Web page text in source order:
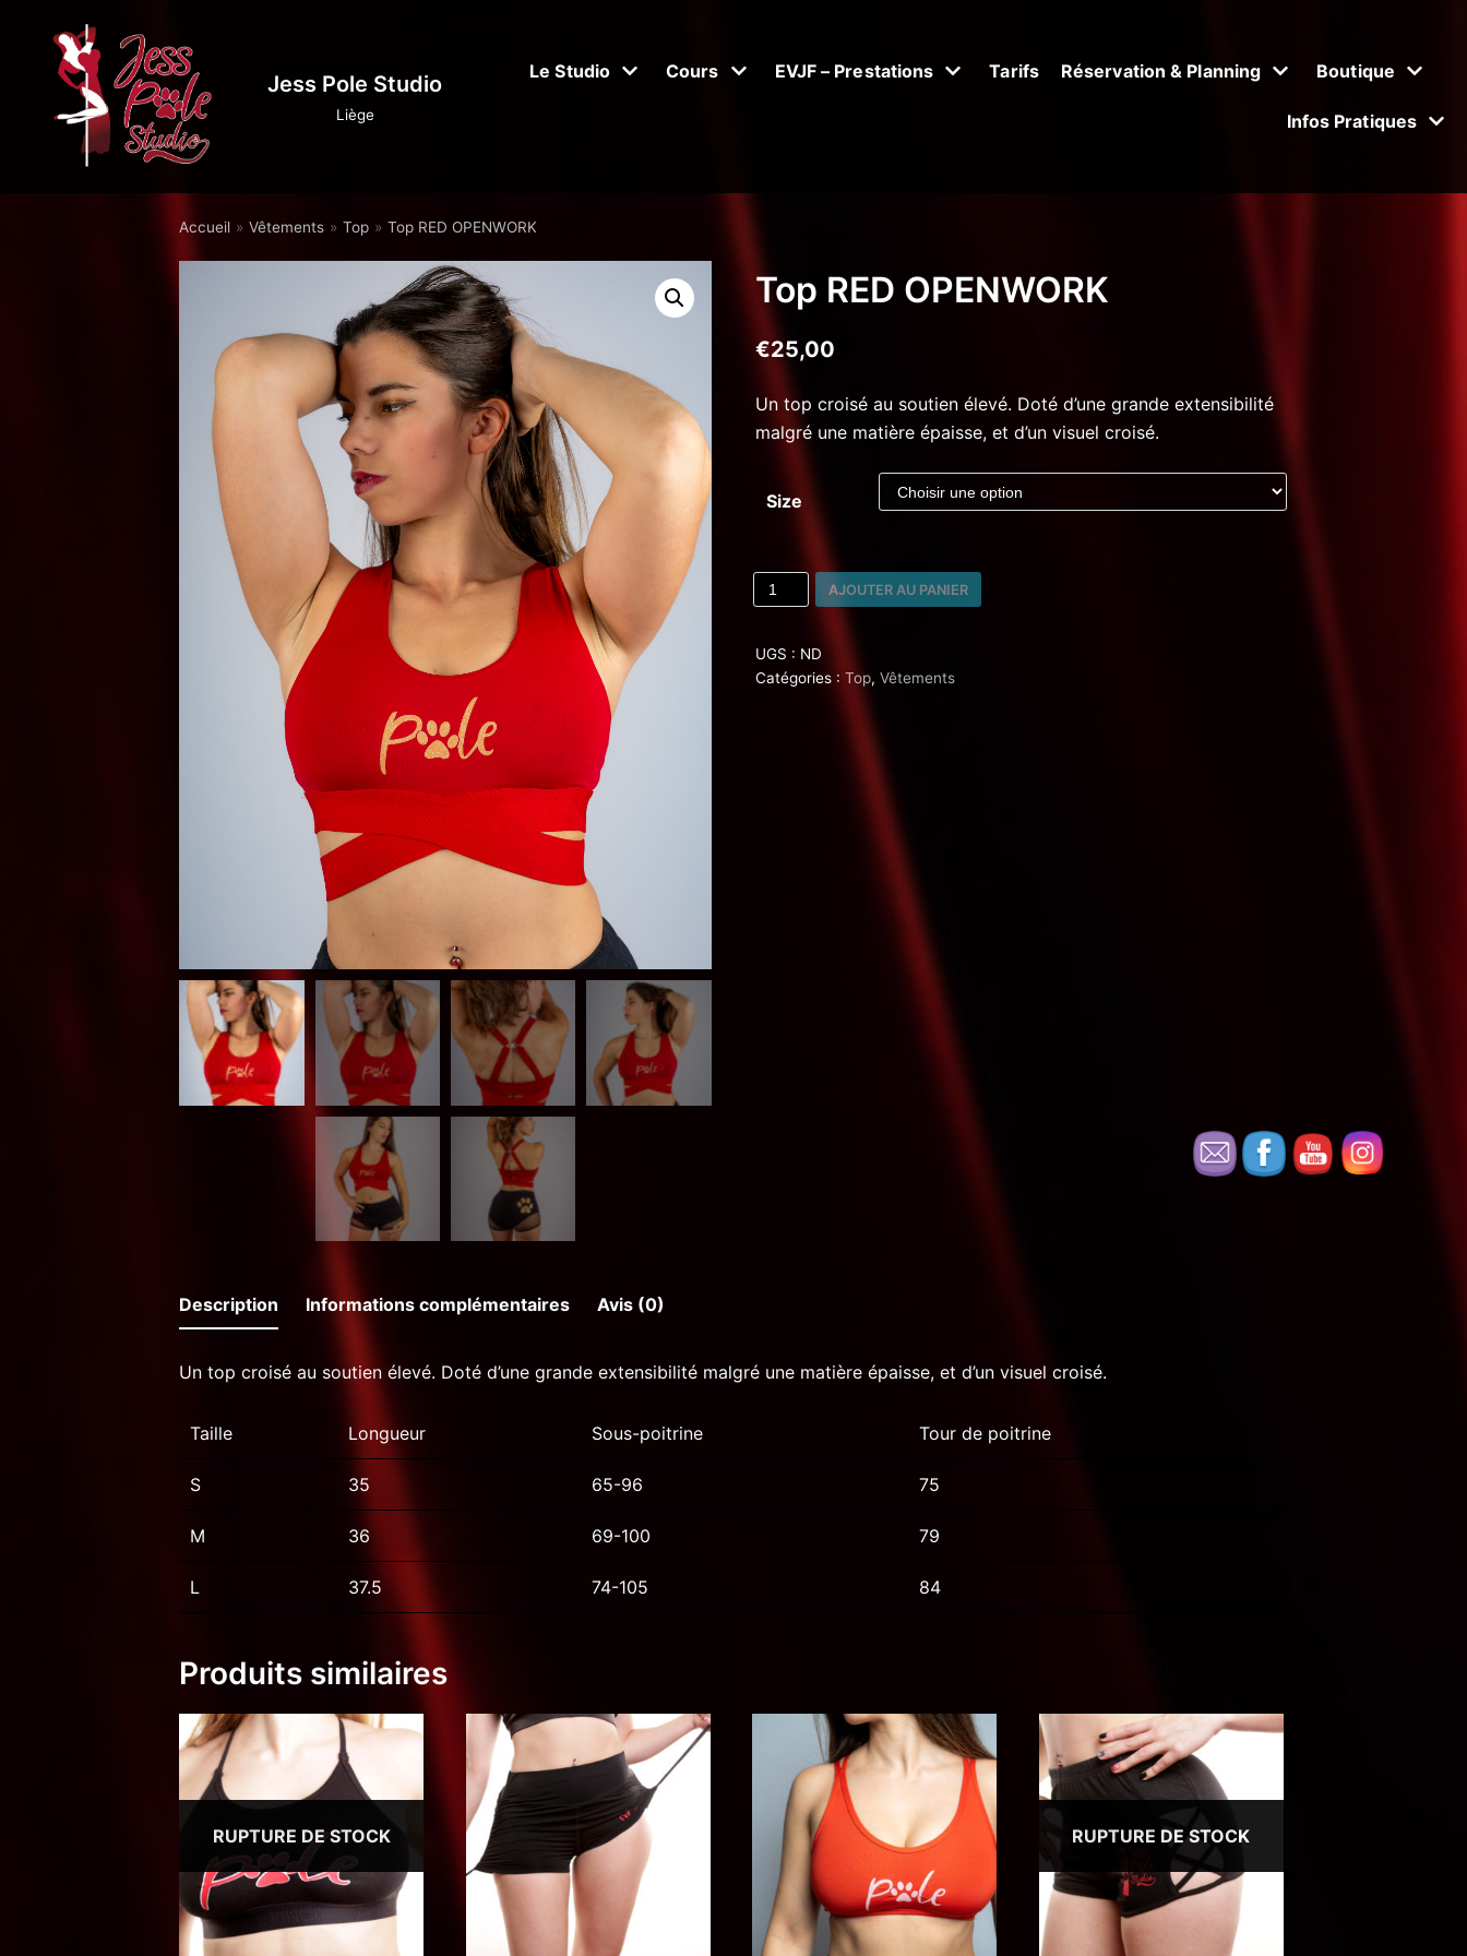
contenu
Jess Pole Studio
Liège
Le Studio Cours EVJF – Prestations Tarifs Réservation & Planning Boutique
Infos Pratiques
Accueil » Vêtements » Top » Top RED OPENWORK
Top RED OPENWORK
€25,00
Un top croisé au soutien élevé. Doté d’une grande extensibilité
malgré une matière épaisse, et d’un visuel croisé.
Size
AJOUTER AU PANIER
UGS : ND
Catégories :Top,Vêtements
Description Informations complémentaires Avis (0)
Un top croisé au soutien élevé. Doté d’une grande extensibilité malgré une matière épaisse, et d’un visuel croisé.
Taille Longueur Sous-poitrine Tour de poitrine
S 35 65-96 75
M 36 69-100 79
L 37.5 74-105 84
Produits similaires
RUPTURE DE STOCK RUPTURE DE STOCK